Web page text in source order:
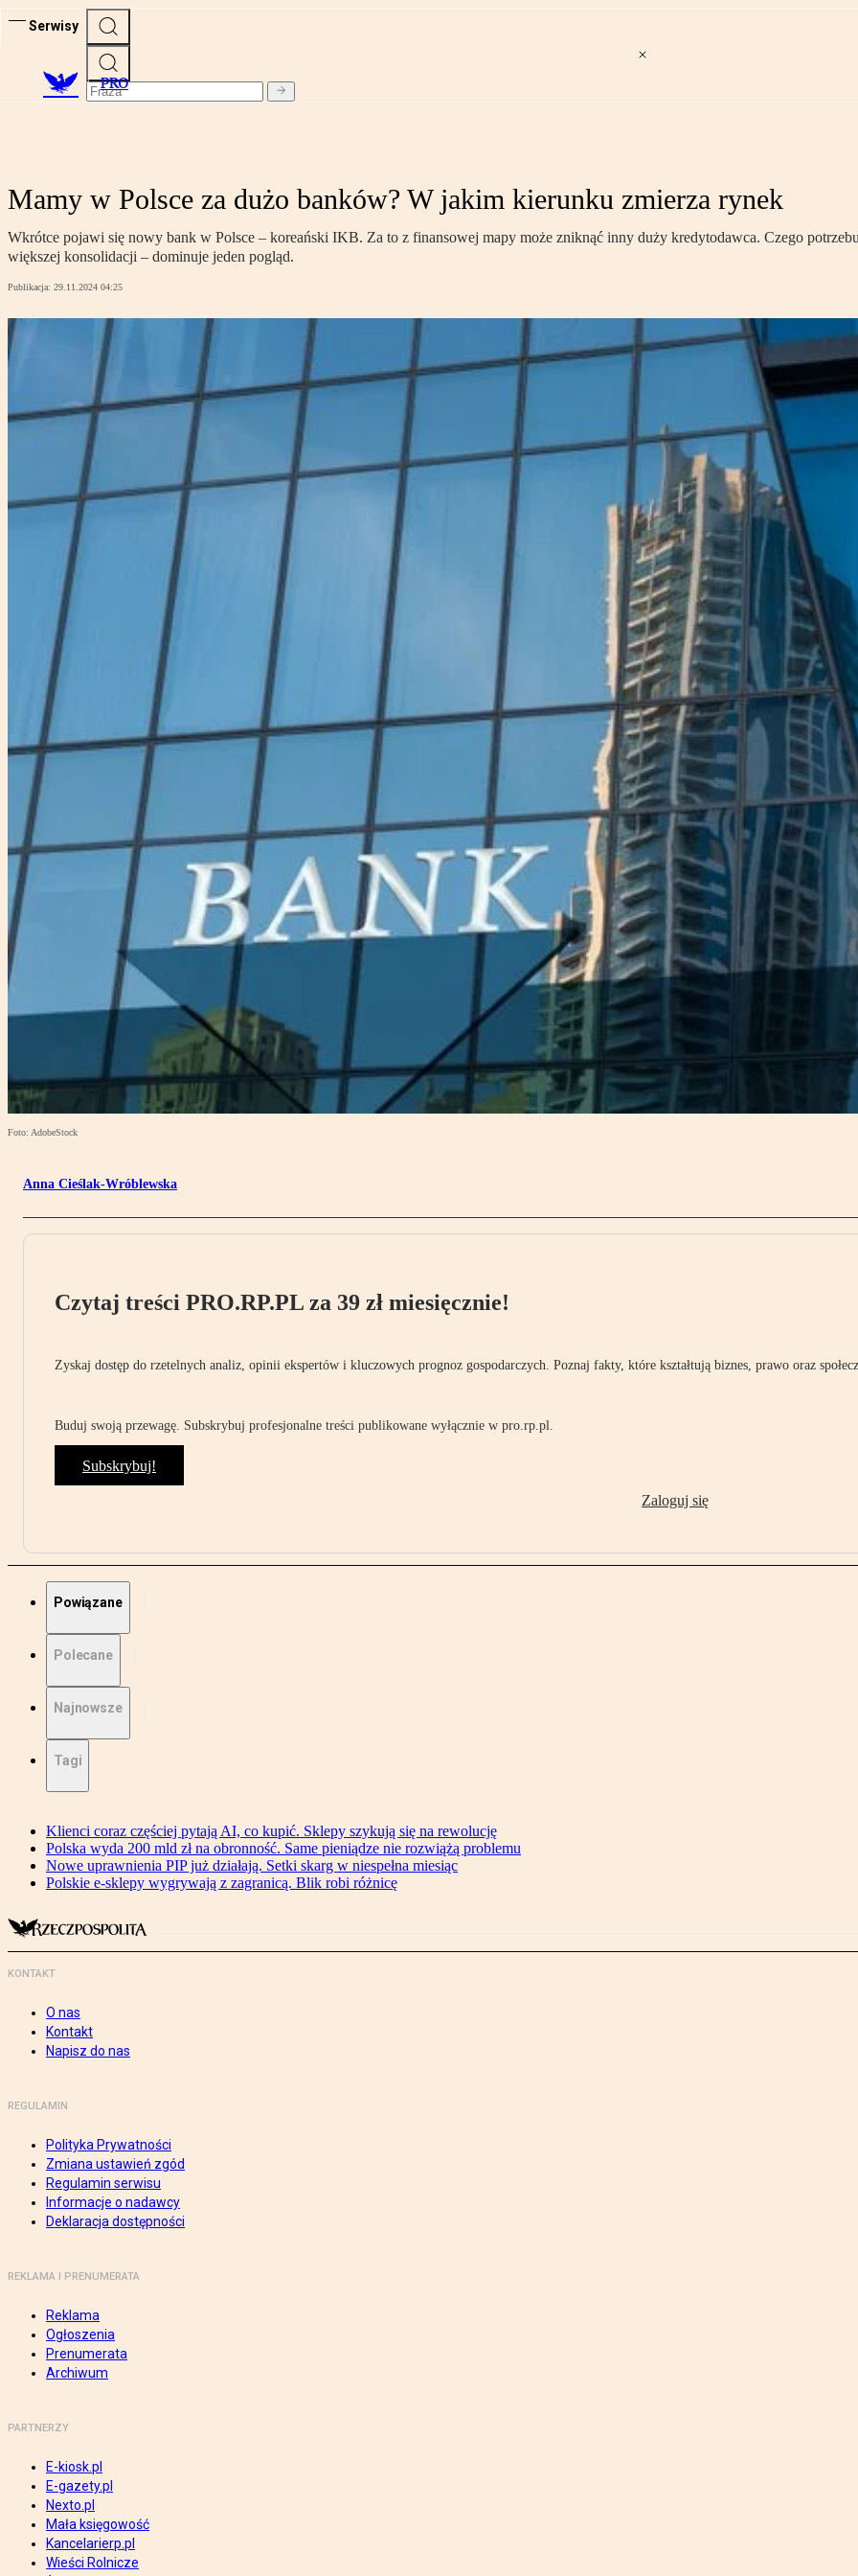
Serwisy
PRO
Mamy w Polsce za dużo banków? W jakim kierunku zmierza rynek
Wkrótce pojawi się nowy bank w Polsce – koreański IKB. Za to z finansowej mapy może zniknąć inny duży kredytodawca. Czego
większej konsolidacji – dominuje jeden pogląd.
Publikacja: 29.11.2024 04:25
Foto: AdobeStock
Anna Cieślak-Wróblewska
Czytaj treści PRO.RP.PL za 39 zł miesięcznie!
Zyskaj dostęp do rzetelnych analiz, opinii ekspertów i kluczowych prognoz gospodarczych. Poznaj fakty, które kształtują biznes, prawo oraz
Buduj swoją przewagę. Subskrybuj profesjonalne treści publikowane wyłącznie w pro.rp.pl.
Subskrybuj!
Zaloguj się
Powiązane
Polecane
Najnowsze
Tagi
Klienci coraz częściej pytają AI, co kupić. Sklepy szykują się na rewolucję
Polska wyda 200 mld zł na obronność. Same pieniądze nie rozwiążą problemu
Nowe uprawnienia PIP już działają. Setki skarg w niespełna miesiąc
Polskie e-sklepy wygrywają z zagranicą. Blik robi różnicę
KONTAKT
O nas
Kontakt
Napisz do nas
REGULAMIN
Polityka Prywatności
Zmiana ustawień zgód
Regulamin serwisu
Informacje o nadawcy
Deklaracja dostępności
REKLAMA I PRENUMERATA
Reklama
Ogłoszenia
Prenumerata
Archiwum
PARTNERZY
E-kiosk.pl
E-gazety.pl
Nexto.pl
Mała księgowość
Kancelarierp.pl
Wieści Rolnicze